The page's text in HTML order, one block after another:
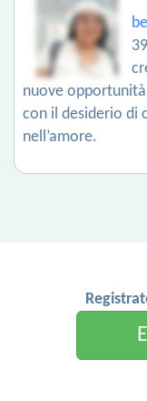
nuove
con il desiderio di
nell’amore.